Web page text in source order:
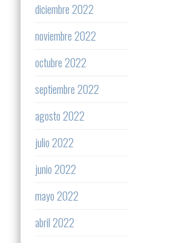
diciembre 2022
noviembre 2022
octubre 2022
septiembre 2022
agosto 2022
julio 2022
junio 2022
mayo 2022
abril 2022